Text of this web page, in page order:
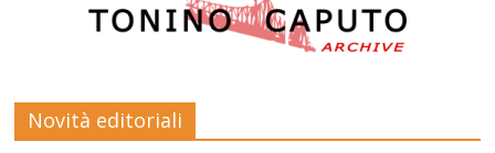
Novità editoriali